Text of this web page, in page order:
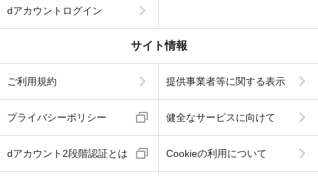
dアカウントログイン
サイト情報
ご利用規約 提供事業者等に関する表示
プライバシーポリシー 健全なサービスに向けて
dアカウント2段階認証とは Cookieの利用について